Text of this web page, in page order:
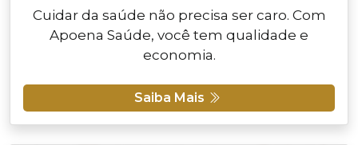
Cuidar da saúde não precisa ser caro. Com
Apoena Saúde, você tem qualidade e
economia.
Saiba Mais